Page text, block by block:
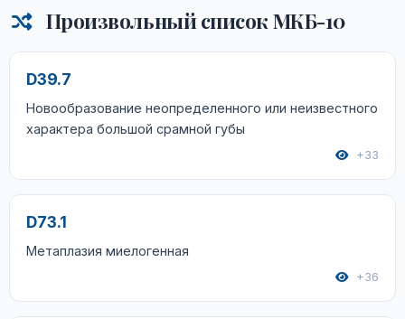
Произвольный список МКБ-10
D39.7
Новообразование неопределенного или неизвестного
характера большой срамной губы
+33
D73.1
Метаплазия миелогенная
+36